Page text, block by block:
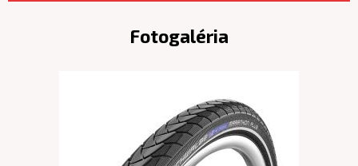
Fotogaléria